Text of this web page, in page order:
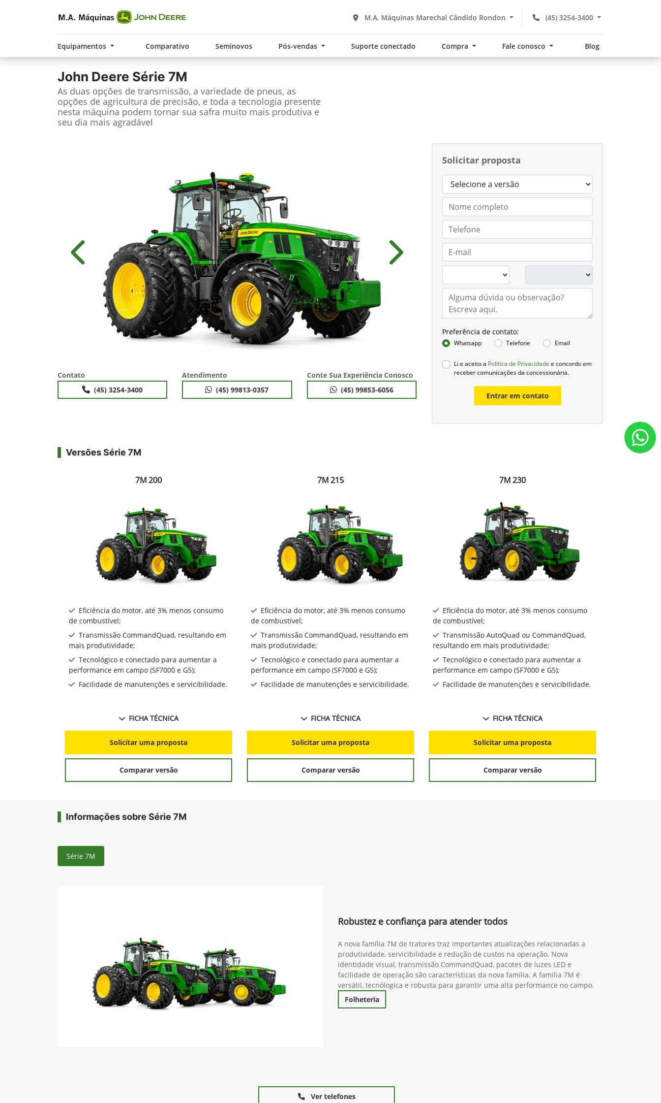
(45) 3254-3400
M.A. Máquinas Marechal Cândido Rondon
Equipamentos Comparativo Seminovos Pós-vendas Suporte conectado Compra Fale conosco Blog
John Deere Série 7M
As duas opções de transmissão, a variedade de pneus, as
opções de agricultura de precisão, e toda a tecnologia presente
nesta máquina podem tornar sua safra muito mais produtiva e
seu dia mais agradável
Solicitar proposta
Preferência de contato:
Whatsapp Telefone Email
Li e aceito a Política de Privacidade e concordo em
receber comunicações da concessionária.
Entrar em contato
Anterior Próximo
Contato
(45) 3254-3400
Atendimento
(45) 99813-0357
Conte Sua Experiência Conosco
(45) 99853-6056
Versões Série 7M
7M 200
Eficiência do motor, até 3% menos consumo
de combustível;
Transmissão CommandQuad, resultando em
mais produtividade;
Tecnológico e conectado para aumentar a
performance em campo (SF7000 e G5);
Facilidade de manutenções e servicibilidade.
FICHA TÉCNICA
Solicitar uma proposta
Comparar versão
7M 215
Eficiência do motor, até 3% menos consumo
de combustível;
Transmissão CommandQuad, resultando em
mais produtividade;
Tecnológico e conectado para aumentar a
performance em campo (SF7000 e G5);
Facilidade de manutenções e servicibilidade.
FICHA TÉCNICA
Solicitar uma proposta
Comparar versão
7M 230
Eficiência do motor, até 3% menos consumo
de combustível;
Transmissão AutoQuad ou CommandQuad,
resultando em mais produtividade;
Tecnológico e conectado para aumentar a
performance em campo (SF7000 e G5);
Facilidade de manutenções e servicibilidade.
FICHA TÉCNICA
Solicitar uma proposta
Comparar versão
Informações sobre Série 7M
Série 7M
Robustez e confiança para atender todos
A nova família 7M de tratores traz importantes atualizações relacionadas a
produtividade, servicibilidade e redução de custos na operação. Nova
identidade visual, transmissão CommandQuad, pacotes de luzes LED e
facilidade de operação são características da nova família. A família 7M é
versátil, tecnólogica e robusta para garantir uma alta performance no campo.
Folheteria
Ver telefones